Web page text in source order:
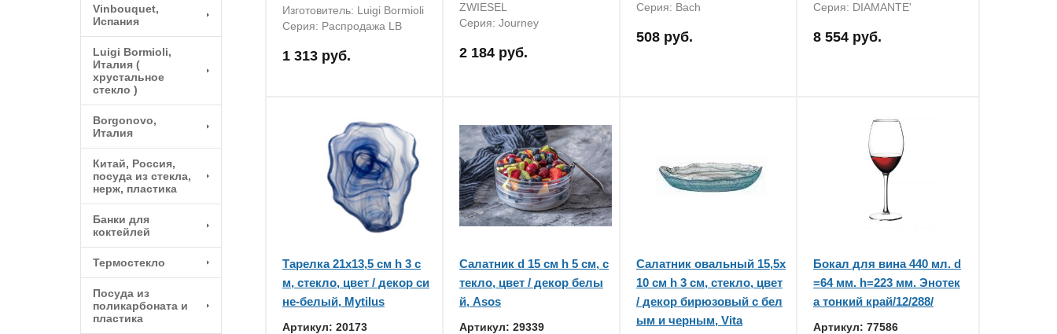
Vinbouquet,
Испания
Luigi Bormioli,
Италия (
хрустальное
стекло )
Borgonovo,
Италия
Китай, Россия,
посуда из стекла,
нерж, пластика
Банки для
коктейлей
Термостекло
Посуда из
поликарбоната и
пластика
Изготовитель: Luigi Bormioli
Серия: Распродажа LB
1 313 руб.
ZWIESEL
Серия: Journey
2 184 руб.
Серия: Bach
508 руб.
Серия: DIAMANTE'
8 554 руб.
Тарелка 21x13,5 см h 3 с
м, стекло, цвет / декор си
не-белый, Mytilus
Артикул: 20173
Салатник d 15 см h 5 см, с
текло, цвет / декор белы
й, Asos
Артикул: 29339
Салатник овальный 15,5x
10 см h 3 см, стекло, цвет
/ декор бирюзовый с бел
ым и черным, Vita
Бокал для вина 440 мл. d
=64 мм. h=223 мм. Энотек
а тонкий край/12/288/
Артикул: 77586